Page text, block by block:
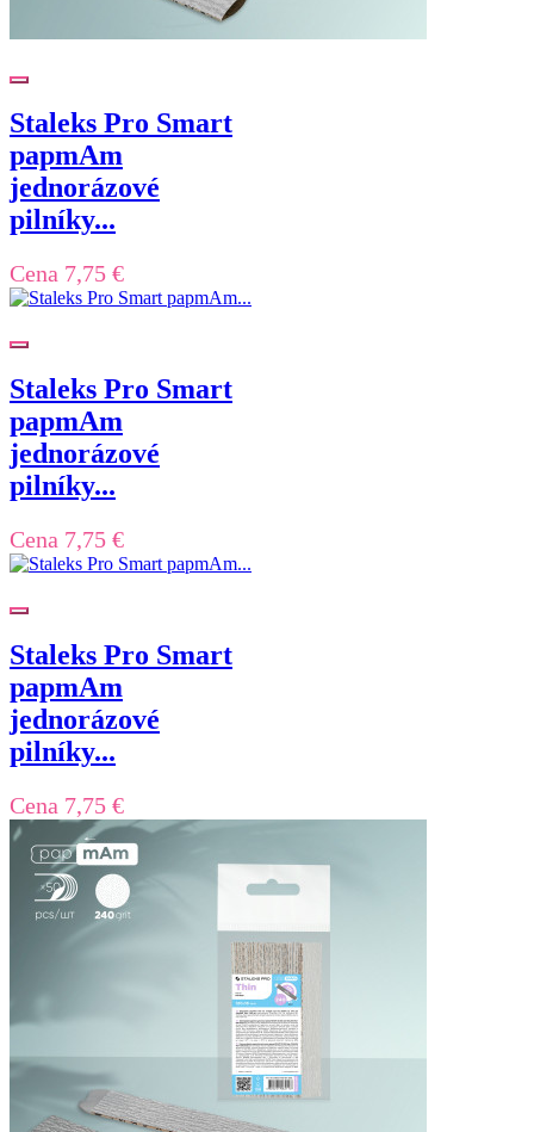
Staleks Pro Smart
papmAm
jednorázové
pilníky...
Cena 7,75 €
Staleks Pro Smart
papmAm
jednorázové
pilníky...
Cena 7,75 €
Staleks Pro Smart
papmAm
jednorázové
pilníky...
Cena 7,75 €